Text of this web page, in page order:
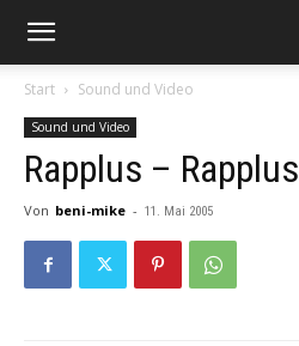
Start Sound und Video
Sound und Video
Rapplus – Rapplus
Von beni-mike - 11. Mai 2005